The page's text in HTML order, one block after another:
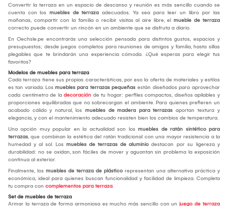
Convertir la terraza en un espacio de descanso y reunión es más sencillo cuando se
cuenta con los muebles de terraza adecuados. Ya sea para leer un libro por las
mañanas, compartir con la familia o recibir visitas al aire libre, el mueble de terraza
correcto puede convertir un rincón en un ambiente que se disfruta a diario.
En Oechsle.pe encontrarás una selección pensada para distintos gustos, espacios y
presupuestos; desde juegos completos para reuniones de amigos y familia, hasta sillas
plegables que te brindarán una experiencia cómoda. ¿Qué esperas para elegir tus
favoritos?
Modelos de muebles para terraza
Cada terraza tiene sus propias características, por eso la oferta de materiales y estilos
es tan variada. Los muebles para terrazas pequeñas están diseñados para aprovechar
cada centímetro de la decoración de tu hogar: perfiles compactos, diseños apilables y
proporciones equilibradas que no sobrecargan el ambiente. Para quienes prefieren un
acabado cálido y natural, los muebles de madera para terrazas aportan textura y
elegancia, y con el mantenimiento adecuado resisten bien los cambios de temperatura.
Una opción muy popular en la actualidad son los muebles de ratán sintético para
terrazas, que combinan la estética del ratán tradicional con una mayor resistencia a la
humedad y al sol. Los muebles de terrazas de aluminio destacan por su ligereza y
durabilidad: no se oxidan, son fáciles de mover y aguantan sin problema la exposición
continua al exterior.
Finalmente, los muebles de terraza de plástico representan una alternativa práctica y
económica, ideal para quienes buscan funcionalidad y facilidad de limpieza. Completa
tu compra con complementos para terraza.
Set de muebles de terraza
Armar la terraza de forma armoniosa es mucho más sencillo con un juego de terraza